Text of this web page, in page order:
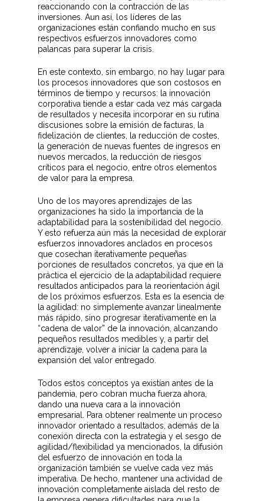
reaccionando con la contracción de las
inversiones. Aun así, los líderes de las
organizaciones están confiando mucho en sus
respectivos esfuerzos innovadores como
palancas para superar la crisis.
En este contexto, sin embargo, no hay lugar para
los procesos innovadores que son costosos en
términos de tiempo y recursos: la innovación
corporativa tiende a estar cada vez más cargada
de resultados y necesita incorporar en su rutina
discusiones sobre la emisión de facturas, la
fidelización de clientes, la reducción de costes,
la generación de nuevas fuentes de ingresos en
nuevos mercados, la reducción de riesgos
críticos para el negocio, entre otros elementos
de valor para la empresa.
Uno de los mayores aprendizajes de las
organizaciones ha sido la importancia de la
adaptabilidad para la sostenibilidad del negocio.
Y esto refuerza aún más la necesidad de explorar
esfuerzos innovadores anclados en procesos
que cosechan iterativamente pequeñas
porciones de resultados concretos, ya que en la
práctica el ejercicio de la adaptabilidad requiere
resultados anticipados para la reorientación ágil
de los próximos esfuerzos. Esta es la esencia de
la agilidad: no simplemente avanzar linealmente
más rápido, sino progresar iterativamente en la
“cadena de valor” de la innovación, alcanzando
pequeños resultados medibles y, a partir del
aprendizaje, volver a iniciar la cadena para la
expansión del valor entregado.
Todos estos conceptos ya existían antes de la
pandemia, pero cobran mucha fuerza ahora,
dando una nueva cara a la innovación
empresarial. Para obtener realmente un proceso
innovador orientado a resultados, además de la
conexión directa con la estrategia y el sesgo de
agilidad/flexibilidad ya mencionados, la difusión
del esfuerzo de innovación en toda la
organización también se vuelve cada vez más
imperativa. De hecho, mantener una actividad de
innovación completamente aislada del resto de